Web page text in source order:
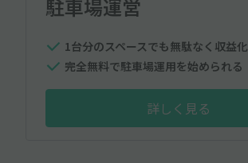
駐車場運営
1台分のスペースでも無駄なく収益化
完全無料で駐車場運用を始められる
詳しく見る